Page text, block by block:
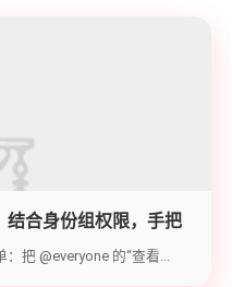
合身份组权限，手把
频道
把 @everyone 的“查看...